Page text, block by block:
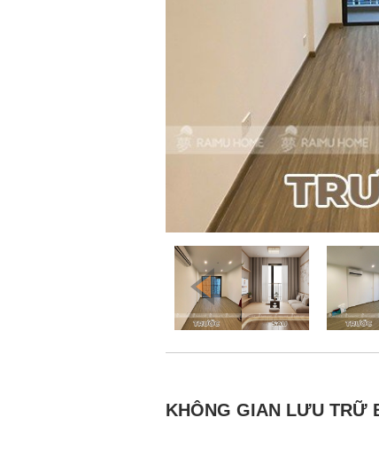
KHÔNG GIAN LƯU TRỮ